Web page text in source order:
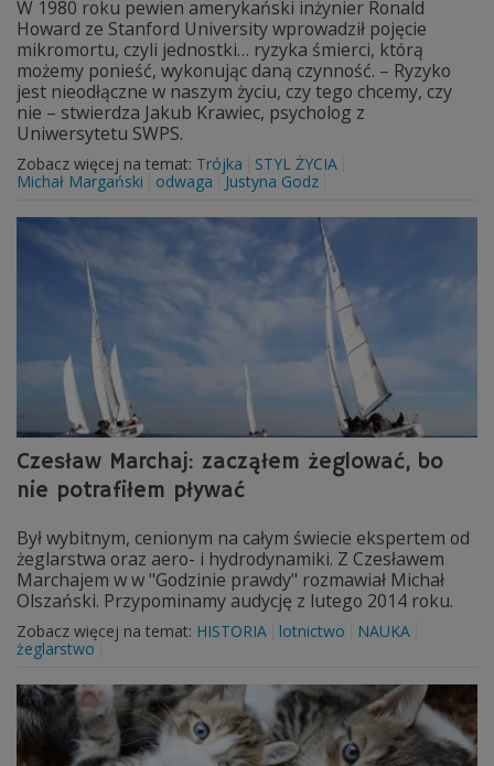
W 1980 roku pewien amerykański inżynier Ronald
Howard ze Stanford University wprowadził pojęcie
mikromortu, czyli jednostki… ryzyka śmierci, którą
możemy ponieść, wykonując daną czynność. – Ryzyko
jest nieodłączne w naszym życiu, czy tego chcemy, czy
nie – stwierdza Jakub Krawiec, psycholog z
Uniwersytetu SWPS.
Zobacz więcej na temat: Trójka
STYL ŻYCIA
Michał Margański
odwaga Justyna Godz
Czesław Marchaj: zacząłem żeglować, bo
nie potrafiłem pływać
Był wybitnym, cenionym na całym świecie ekspertem od
żeglarstwa oraz aero- i hydrodynamiki. Z Czesławem
Marchajem w w "Godzinie prawdy" rozmawiał Michał
Olszański. Przypominamy audycję z lutego 2014 roku.
Zobacz więcej na temat: HISTORIA lotnictwo
NAUKA
żeglarstwo